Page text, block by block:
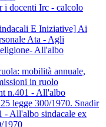
i docenti Irc - calcolo
E Iniziative] Ai
Ata - Agli
All'albo
mobilità annuale,
in ruolo
n.401 - All'albo
legge 300/1970. Snadir
- All'albo sindacale ex
1970